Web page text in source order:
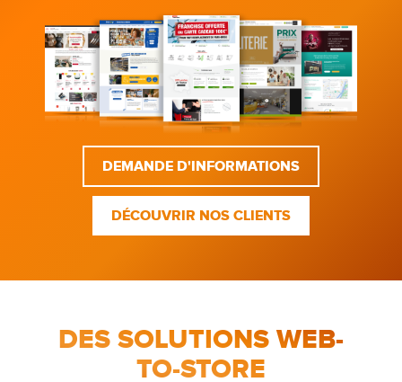
DEMANDE D'INFORMATIONS
DÉCOUVRIR NOS CLIENTS
DES SOLUTIONS WEB-
TO-STORE